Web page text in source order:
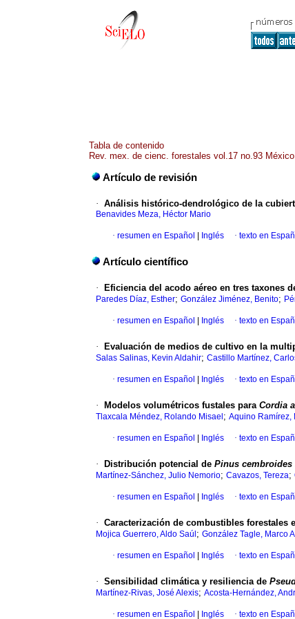
Tabla de contenido
Rev. mex. de cienc. forestales vol.17 no.93
Artículo de revisión
· Análisis histórico-dendrológico de la
Benavides Meza, Héctor Mario
· resumen en Español Inglés · texto en
Artículo científico
· Eficiencia del acodo aéreo en tres taxones
Paredes Díaz, Esther; González Jiménez, Benito;
· resumen en Español Inglés · texto en
· Evaluación de medios de cultivo en la
Salas Salinas, Kevin Aldahir; Castillo Martínez,
· resumen en Español Inglés · texto en
· Modelos volumétricos fustales para Cordia
Tlaxcala Méndez, Rolando Misael ; Aquino Ramírez,
· resumen en Español Inglés · texto en
· Distribución potencial de Pinus cembroides
Martínez-Sánchez, Julio Nemorio; Cavazos, Tereza;
· resumen en Español Inglés · texto en
· Caracterización de combustibles forestales
Mojica Guerrero, Aldo Saúl ; González Tagle, Marco
· resumen en Español Inglés · texto en
· Sensibilidad climática y resiliencia de
Martínez-Rivas, José Alexis; Acosta-Hernández,
· resumen en Español Inglés · texto en